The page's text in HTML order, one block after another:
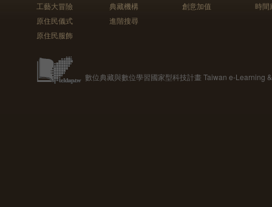
工藝大冒險
原住民儀式
原住民服飾
典藏機構
進階搜尋
創意加值
時間
數位典藏與數位學習國家型科技計畫 Taiwan e-Learning